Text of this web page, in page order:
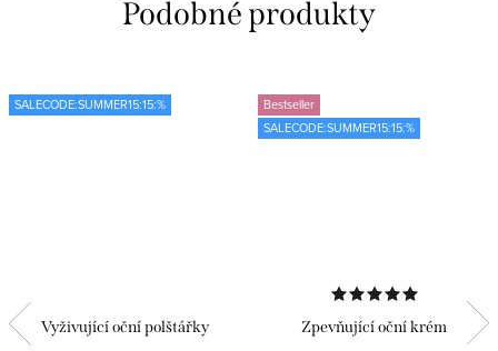
SALECODE:SUMMER15:15:%
Vyživující oční polštářky
Bestseller
SALECODE:SUMMER15:15:%
Zpevňující oční krém